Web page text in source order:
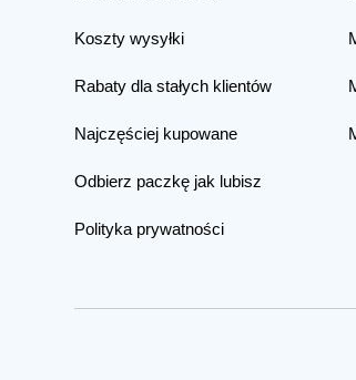
Koszty wysyłki
Rabaty dla stałych klientów
Najczęściej kupowane
Odbierz paczkę jak lubisz
Polityka prywatności